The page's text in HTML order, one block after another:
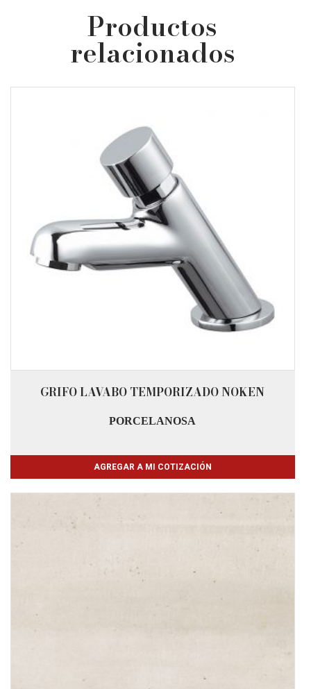
Productos
relacionados
GRIFO LAVABO TEMPORIZADO NOKEN
PORCELANOSA
AGREGAR A MI COTIZACIÓN